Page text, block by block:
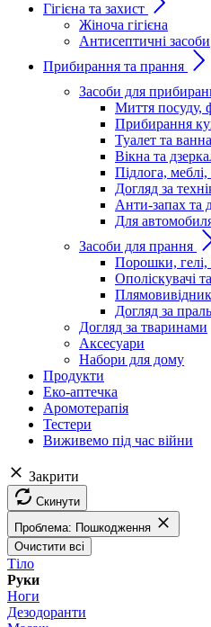
Гігієна та захист
Жіноча гігієна
Антисептичні засоби
Прибирання та прання
Засоби для
Миття посуду,
Прибирання
Туалет та ванна
Вікна та
Підлога,
Догляд за
Анти-запах та
Для
Засоби для прання
Порошки, гелі,
Ополіскувачі
Догляд за
Догляд за тваринами
Аксесуари
Набори для дому
Продукти
Еко-аптечка
Аромотерапія
Тестери
Виживемо під час війни
Закрити
Скинути
Проблема: Пошкодження
Очистити всі
Тіло
Руки
Ноги
Дезодоранти